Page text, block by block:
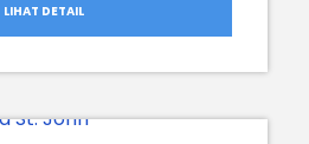
LIHAT DETAIL